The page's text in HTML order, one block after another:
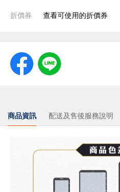
折價券 查看可使用的折價券
商品資訊 配送及售後服務說明